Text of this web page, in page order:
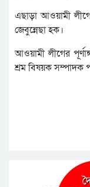
এছাড়া আওয়ামী
জেবুন্নেছা হক।
আওয়ামী লীগের
শ্রম বিষয়ক সম্পাদক